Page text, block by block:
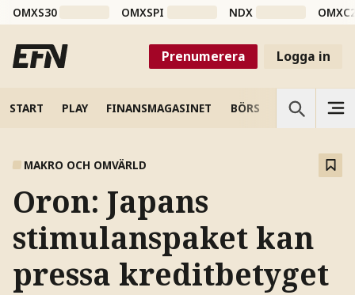
OMXS30 OMXSPI NDX
Prenumerera Logga in
START PLAY FINANSMAGASINET BÖRS VETENSKAP
MAKRO OCH OMVÄRLD
Oron: Japans
stimulanspaket kan
pressa kreditbetyget